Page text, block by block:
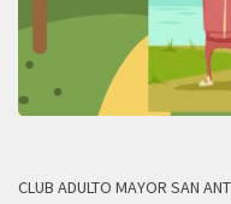
CLUB ADULTO MAYOR SAN